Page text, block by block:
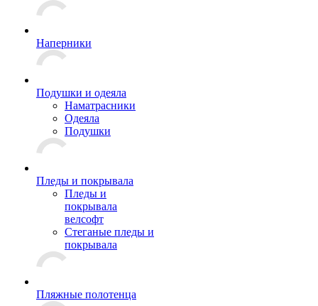
Наперники
Подушки и одеяла
Наматрасники
Одеяла
Подушки
Пледы и покрывала
Пледы и
покрывала
велсофт
Стеганые пледы и
покрывала
Пляжные полотенца